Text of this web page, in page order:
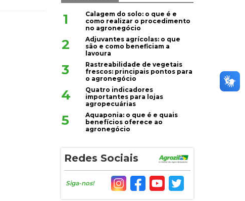
1
Calagem do solo: o que é e
como realizar o procedimento
no agronegócio
2
Adjuvantes agrícolas: o que
são e como beneficiam a
lavoura
3
Rastreabilidade de vegetais
frescos: principais pontos para
o agronegócio
4
Quatro indicadores
importantes para lojas
agropecuárias
5
Aquaponia: o que é e quais
benefícios oferece ao
agronegócio
Redes Sociais
Siga-nos!